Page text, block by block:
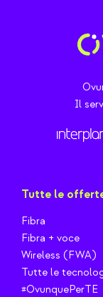
Il
Tutte le
Fibra
Fibra + voce
Wireless (FWA)
Tutte le
#OvunquePerTE